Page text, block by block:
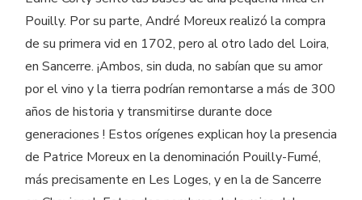
Pouilly. Por su parte, André Moreux realizó la compra
de su primera vid en 1702, pero al otro lado del Loira,
en Sancerre. ¡Ambos, sin duda, no sabían que su amor
por el vino y la tierra podrían remontarse a más de 300
años de historia y transmitirse durante doce
generaciones ! Estos orígenes explican hoy la presencia
de Patrice Moreux en la denominación Pouilly-Fumé,
más precisamente en Les Loges, y en la de Sancerre